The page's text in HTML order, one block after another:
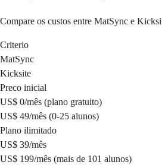
Compare os custos entre MatSync e
Criterio
MatSync
Kicksite
Preco inicial
US$ 0/mês (plano gratuito)
US$ 49/mês (0-25 alunos)
Plano ilimitado
US$ 39/mês
US$ 199/mês (mais de 101 alunos)